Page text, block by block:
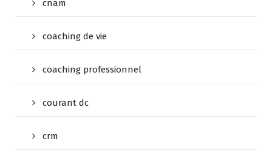
cnam
coaching de vie
coaching professionnel
courant dc
crm